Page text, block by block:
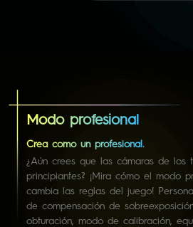
Modo profesional
Crea como un profesional.
¿Aún crees que las cámaras de los
principiantes? ¡Mira cómo el modo
cambia las reglas del juego!
de compensación de
obturación, modo de calibración,